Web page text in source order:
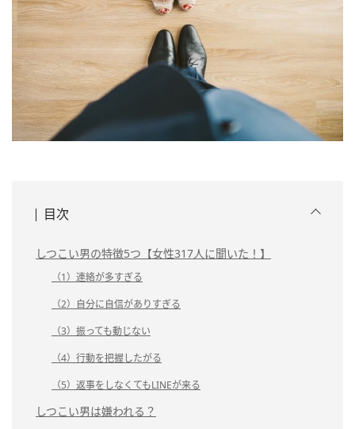
目次
しつこい男の特徴5つ【女性317人に聞いた！】
（1）連絡が多すぎる
（2）自分に自信がありすぎる
（3）振っても動じない
（4）行動を把握したがる
（5）返事をしなくてもLINEが来る
しつこい男は嫌われる？